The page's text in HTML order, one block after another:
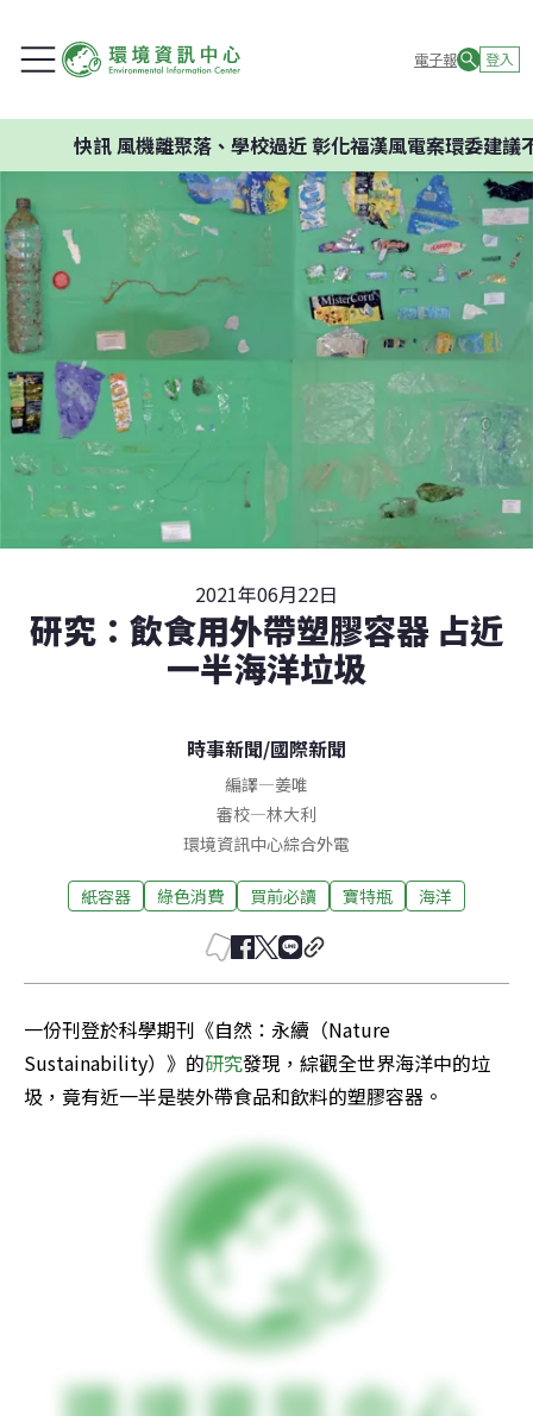
電子報 登入
風機離聚落、學校過近 彰化福漢風電案環委建議不應開
2021年06月22日
研究：飲食用外帶塑膠容器 占近
一半海洋垃圾
時事新聞/國際新聞
編譯—姜唯
審校—林大利
環境資訊中心綜合外電
紙容器 綠色消費 買前必讀 寶特瓶 海洋
一份刊登於科學期刊《自然：永續（Nature
Sustainability）》的研究發現，綜觀全世界海洋中的垃
圾，竟有近一半是裝外帶食品和飲料的塑膠容器。